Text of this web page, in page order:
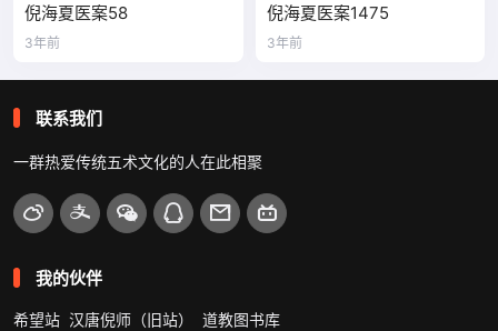
倪海夏医案58
3年前
倪海夏医案1475
3年前
联系我们
一群热爱传统五术文化的人在此相聚
我的伙伴
希望站 汉唐倪师（旧站） 道教图书库